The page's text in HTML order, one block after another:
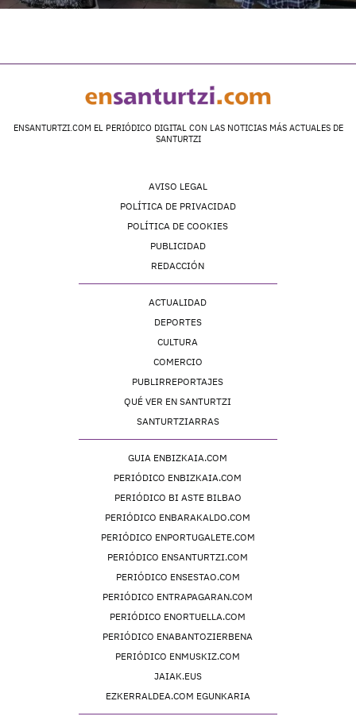
ENSANTURTZI.COM EL PERIÓDICO DIGITAL CON LAS NOTICIAS MÁS ACTUALES DE
SANTURTZI
AVISO LEGAL
POLÍTICA DE PRIVACIDAD
POLÍTICA DE COOKIES
PUBLICIDAD
REDACCIÓN
ACTUALIDAD
DEPORTES
CULTURA
COMERCIO
PUBLIRREPORTAJES
QUÉ VER EN SANTURTZI
SANTURTZIARRAS
GUIA ENBIZKAIA.COM
PERIÓDICO ENBIZKAIA.COM
PERIÓDICO BI ASTE BILBAO
PERIÓDICO ENBARAKALDO.COM
PERIÓDICO ENPORTUGALETE.COM
PERIÓDICO ENSANTURTZI.COM
PERIÓDICO ENSESTAO.COM
PERIÓDICO ENTRAPAGARAN.COM
PERIÓDICO ENORTUELLA.COM
PERIÓDICO ENABANTOZIERBENA
PERIÓDICO ENMUSKIZ.COM
JAIAK.EUS
EZKERRALDEA.COM EGUNKARIA